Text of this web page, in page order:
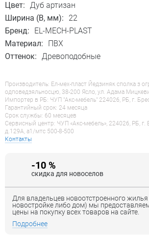
Цвет: Дуб артизан
Ширина (B, мм):
22
Бренд:
EL-MECH-PLAST
Материал:
ПВХ
Оттенок: Древоподобные
Производитель: Ел-мех-пласт Йедзиняк сполка з
одповедзяльносцю, 38-200 Ясло, ул. Адама
Импортер в РБ: ЧУП "Акс-мебель" 224026, РБ, г.
Гарантийный срок: 24 месяца
Срок службы: 60 месяцев
Сервисный центр: ЧУП «Акс-мебель», 224026, РБ, г.
д.129А, a1/мтс 500-8-500
Контакты
-10 %
скидка для новоселов
Для владельцев новоотстроенного жилья
новостройке либо дом) мы
цены на покупку всех товаров на сайте.
Подробнее